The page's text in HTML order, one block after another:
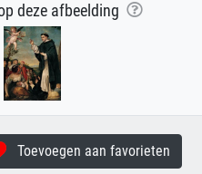
deze afbeelding
Toevoegen aan favorieten